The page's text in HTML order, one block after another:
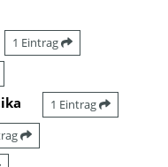
1 Eintrag
1 Eintrag